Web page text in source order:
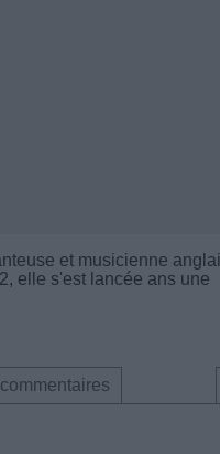
et musicienne
elle s'est lancée ans une